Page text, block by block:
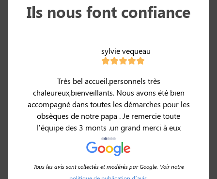
Ils nous font confiance
sylvie vequeau
Très bel accueil.personnels très
chaleureux,bienveillants. Nous avons été bien
accompagné dans toutes les démarches pour les
obsèques de notre papa . Je remercie toute
l’équipe des 3 monts .un grand merci à eux
Tous les avis sont collectés et modérés par Google. Voir notre